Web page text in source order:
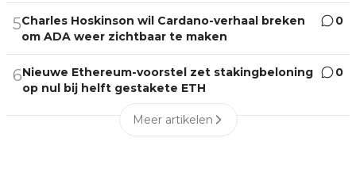
5Charles Hoskinson wil Cardano-verhaal breken
om ADA weer zichtbaar te maken
0
6Nieuwe Ethereum-voorstel zet stakingbeloning
op nul bij helft gestakete ETH
0
Meer artikelen